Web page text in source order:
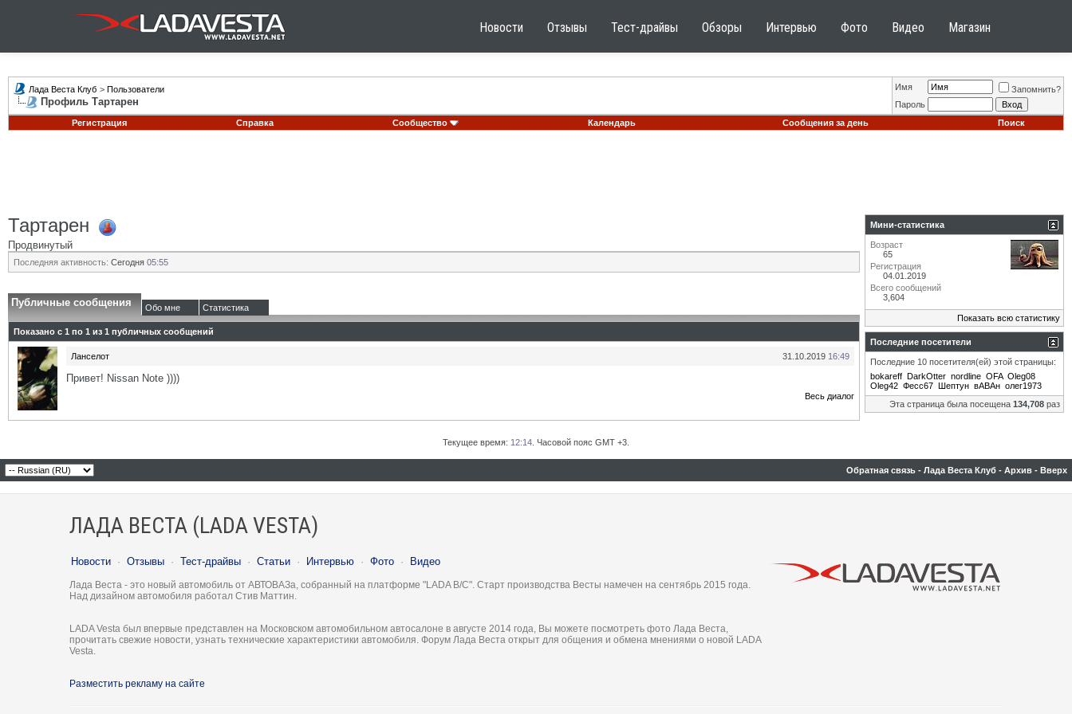
Новости Отзывы Тест-драйвы Обзоры Интервью Фото Видео Магазин
Лада Веста Клуб > Пользователи
Профиль Тартарен
Имя
Запомнить?
Пароль
Регистрация
Справка Сообщество Календарь Сообщения за день Поиск
Тартарен
Продвинутый
Последняя активность: Сегодня 05:55
Публичные сообщения Обо мне Статистика
Показано с 1 по 1 из 1 публичных сообщений
31.10.2019 16:49
Ланселот
Привет! Nissan Note ))))
Весь диалог
Мини-статистика
Возраст
65
Регистрация
04.01.2019
Всего сообщений
3,604
Показать всю статистику
Последние посетители
Последние 10 посетителя(ей) этой страницы:
bokareff DarkOtter nordline OFA Oleg08
Oleg42 Фесс67 Шептун вАВАн олег1973
Эта страница была посещена 134,708 раз
Текущее время: 12:14 . Часовой пояс GMT +3.
Обратная связь - Лада Веста Клуб - Архив - Вверх
ЛАДА ВЕСТА (LADA VESTA)
Новости · Отзывы · Тест-драйвы · Статьи · Интервью · Фото · Видео
Лада Веста - это новый автомобиль от АВТОВАЗа, собранный на платформе "LADA B/C". Старт производства Весты намечен на сентябрь 2015 года.
Над дизайном автомобиля работал Стив Маттин.
LADA Vesta был впервые представлен на Московском автомобильном автосалоне в августе 2014 года, Вы можете посмотреть фото Лада Веста,
прочитать свежие новости, узнать технические характеристики автомобиля. Форум Лада Веста открыт для общения и обмена мнениями о новой LADA
Vesta.
Разместить рекламу на сайте